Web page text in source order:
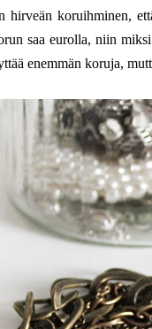
hirveän koruihminen,
saa eurolla, niin
enemmän koruja,